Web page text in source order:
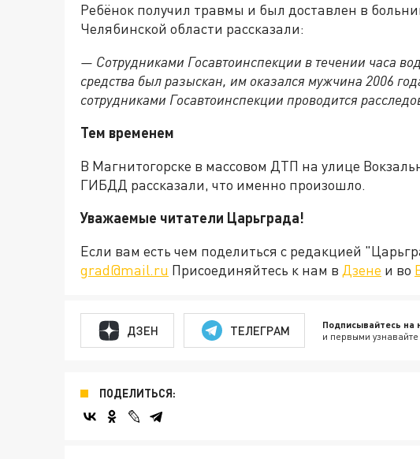
Ребёнок получил травмы и был доставлен в
Челябинской области рассказали:
— Сотрудниками Госавтоинспекции в течении часа
средства был разыскан, им оказался мужчина 2006
сотрудниками Госавтоинспекции проводится
Тем временем
В Магнитогорске в массовом ДТП на улице
ГИБДД рассказали, что именно произошло.
Уважаемые читатели Царьграда!
Если вам есть чем поделиться с редакцией
grad@mail.ru Присоединяйтесь к нам в Дзене и во
ДЗЕН ТЕЛЕГРАМ Подписывайтесь на
и первыми
ПОДЕЛИТЬСЯ: